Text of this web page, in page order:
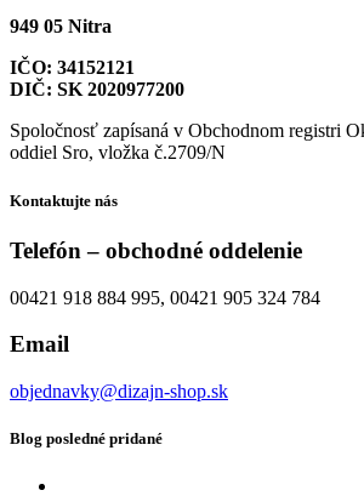
949 05 Nitra
IČO: 34152121
DIČ: SK 2020977200
Spoločnosť zapísaná v Obchodnom registri
oddiel Sro, vložka č.2709/N
Kontaktujte nás
Telefón – obchodné oddelenie
00421 918 884 995, 00421 905 324 784
Email
objednavky@dizajn-shop.sk
Blog posledné pridané